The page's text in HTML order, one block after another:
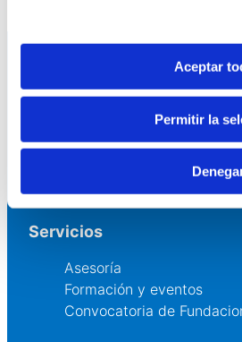
Aceptar
Permitir la
La AEF
Quienes somos
Servicios
Asesoría
Formación y eventos
Convocatoria de